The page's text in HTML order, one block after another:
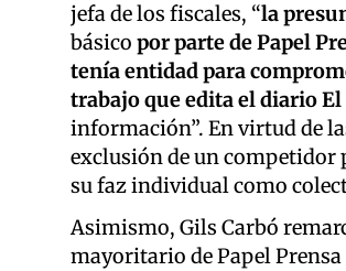
jefa de los fiscales, “la
básico por parte de Papel
tenía entidad para
trabajo que edita el diario
información”. En virtud de
exclusión de un competidor
su faz individual como
Asimismo, Gils Carbó
mayoritario de Papel